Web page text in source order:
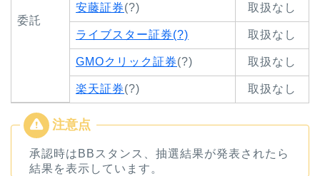
委託
安藤証券(?) 取扱なし
ライブスター証券(?) 取扱なし
GMOクリック証券(?) 取扱なし
楽天証券(?) 取扱なし
承認時はBBスタンス、抽選結果が発表されたら
結果を表示しています。